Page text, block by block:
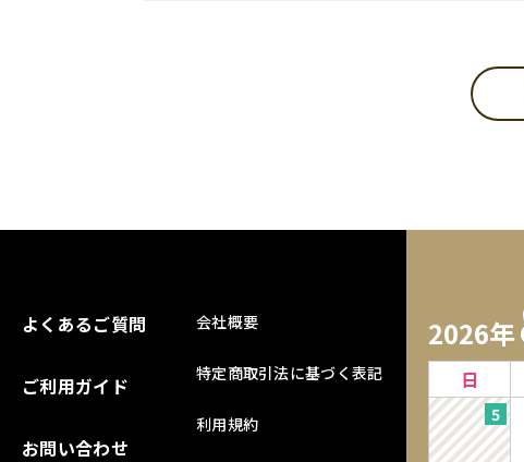
当サイトにおいてのご購入には会員登録が必要になりま
【会員のみなさまから提供された個人情報管理および利
当サイトを利用するにあたって、会員の住所、電話番
に従い、その個人情報を適切かつ確実に管理するもの
絡、メールマガジン配布、当サイトからの案内、購入
す。当サイトの個人情報保護方針については、「個人
2026年
日
よくあるご質問
ご利用ガイド
お問い合わせ
会社概要
特定商取引法に基づく表記
利用規約